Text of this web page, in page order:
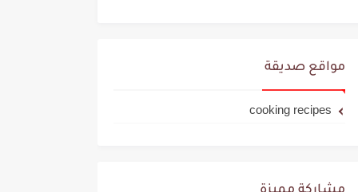
مواقع صديقة
cooking recipes